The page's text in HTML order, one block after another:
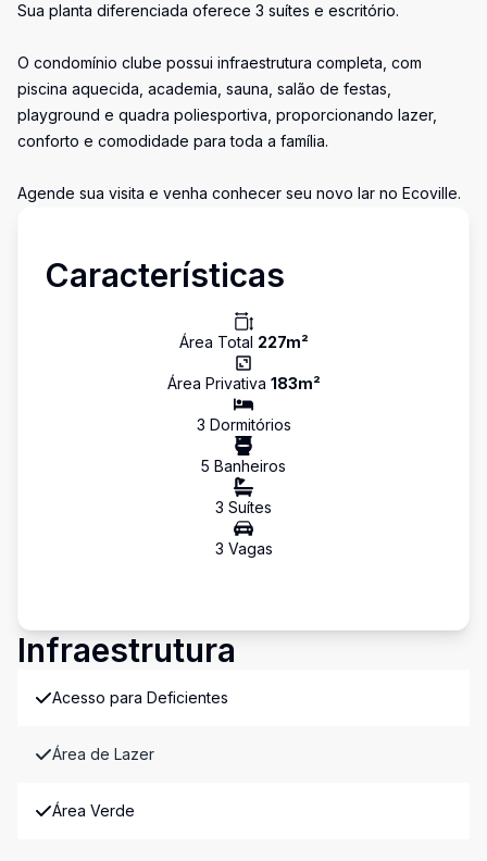
Sua planta diferenciada oferece 3 suítes e escritório.
O condomínio clube possui infraestrutura completa, com
piscina aquecida, academia, sauna, salão de festas,
playground e quadra poliesportiva, proporcionando lazer,
conforto e comodidade para toda a família.
Agende sua visita e venha conhecer seu novo lar no Ecoville.
Características
Área Total 227m²
Área Privativa 183m²
3 Dormitórios
5 Banheiros
3 Suítes
3 Vagas
Infraestrutura
Acesso para Deficientes
Área de Lazer
Área Verde